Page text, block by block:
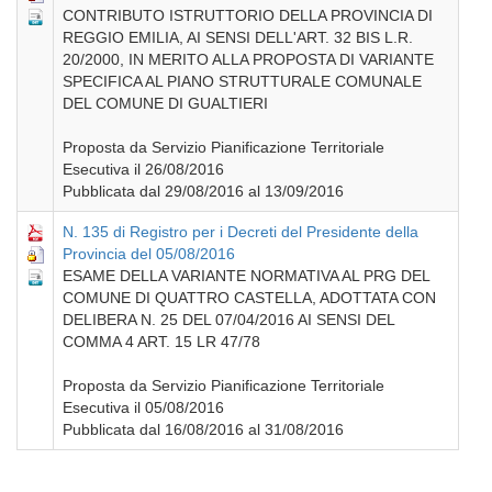
CONTRIBUTO ISTRUTTORIO DELLA PROVINCIA DI
REGGIO EMILIA, AI SENSI DELL'ART. 32 BIS L.R.
20/2000, IN MERITO ALLA PROPOSTA DI VARIANTE
SPECIFICA AL PIANO STRUTTURALE COMUNALE
DEL COMUNE DI GUALTIERI
Proposta da Servizio Pianificazione Territoriale
Esecutiva il 26/08/2016
Pubblicata dal 29/08/2016 al 13/09/2016
N. 135 di Registro per i Decreti del Presidente della
Provincia del 05/08/2016
ESAME DELLA VARIANTE NORMATIVA AL PRG DEL
COMUNE DI QUATTRO CASTELLA, ADOTTATA CON
DELIBERA N. 25 DEL 07/04/2016 AI SENSI DEL
COMMA 4 ART. 15 LR 47/78
Proposta da Servizio Pianificazione Territoriale
Esecutiva il 05/08/2016
Pubblicata dal 16/08/2016 al 31/08/2016